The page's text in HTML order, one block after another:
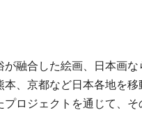
融合した絵画、日本画
本、京都など日本各地を
ロジェクトを通じて、